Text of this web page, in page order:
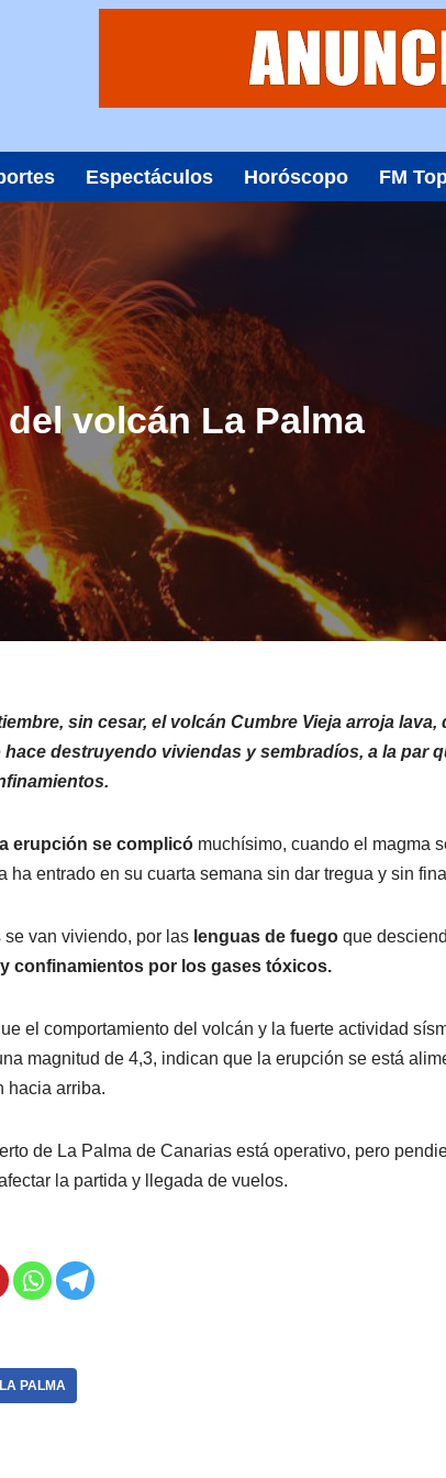
Espectáculos Horóscopo FM
volcán La Palma
sin cesar, el volcán Cumbre Vieja arroja
hace destruyendo viviendas y sembradíos, a la par
la erupción se complicó muchísimo, cuando el magma
ha entrado en su cuarta semana sin dar tregua y sin
van viviendo, por las lenguas de fuego que
confinamientos por los gases tóxicos.
el comportamiento del volcán y la fuerte actividad
magnitud de 4,3, indican que la erupción se está
hacia arriba.
de La Palma de Canarias está operativo, pero
la partida y llegada de vuelos.
PALMA